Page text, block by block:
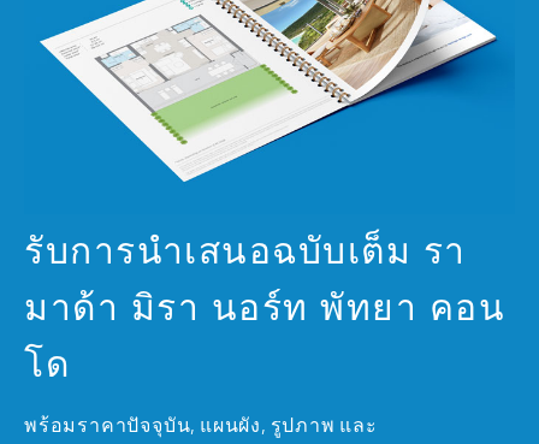
รับการนำเสนอฉบับเต็ม รา
มาด้า มิรา นอร์ท พัทยา คอน
โด
พร้อมราคาปัจจุบัน, แผนผัง, รูปภาพ และ